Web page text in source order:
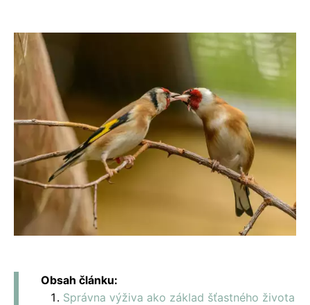
Obsah článku:
Správna výživa ako základ šťastného života